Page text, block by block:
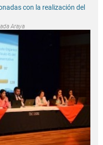
con la realización del
Araya